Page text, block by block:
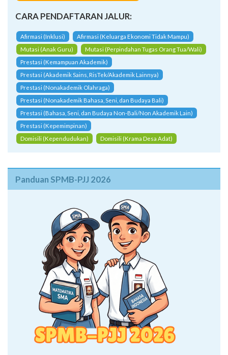
CARA PENDAFTARAN JALUR:
Afirmasi (Inklusi)
Afirmasi (Keluarga Ekonomi Tidak Mampu)
Mutasi (Anak Guru)
Mutasi (Perpindahan Tugas Orang Tua/Wali)
Prestasi (Kemampuan Akademik)
Prestasi (Akademik Sains, RisTek/Akademik Lainnya)
Prestasi (Nonakademik Olahraga)
Prestasi (Nonakademik Bahasa, Seni, dan Budaya Bali)
Prestasi (Bahasa, Seni, dan Budaya Non-Bali/Non Akademik Lain)
Prestasi (Kepemimpinan)
Domisili (Kependudukan)
Domisili (Krama Desa Adat)
Panduan SPMB-PJJ 2026